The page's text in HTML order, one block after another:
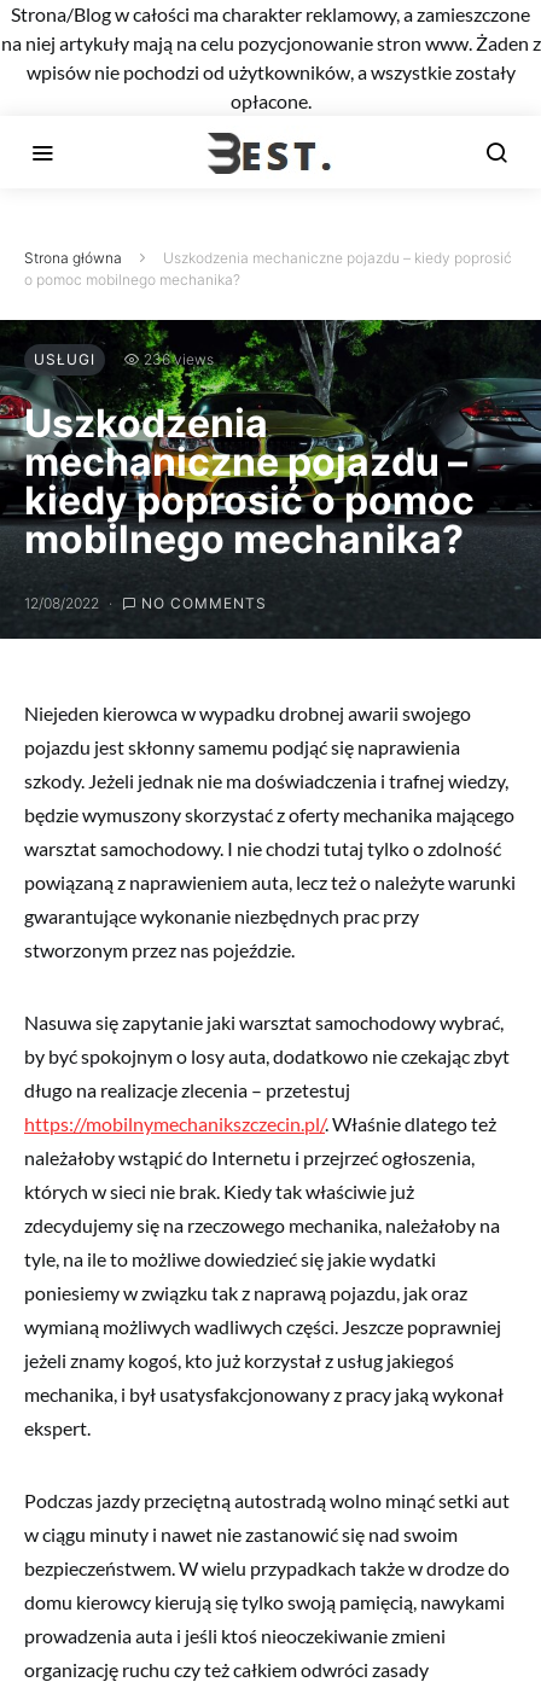
Strona/Blog w całości ma charakter reklamowy, a zamieszczone
na niej artykuły mają na celu pozycjonowanie stron www. Żaden z
wpisów nie pochodzi od użytkowników, a wszystkie zostały
opłacone.
Strona główna
Uszkodzenia mechaniczne pojazdu – kiedy poprosić
o pomoc mobilnego mechanika?
USŁUGI 236 views
Uszkodzenia
mechaniczne pojazdu –
kiedy poprosić o pomoc
mobilnego mechanika?
12/08/2022 NO COMMENTS
Niejeden kierowca w wypadku drobnej awarii swojego
pojazdu jest skłonny samemu podjąć się naprawienia
szkody. Jeżeli jednak nie ma doświadczenia i trafnej wiedzy,
będzie wymuszony skorzystać z oferty mechanika mającego
warsztat samochodowy. I nie chodzi tutaj tylko o zdolność
powiązaną z naprawieniem auta, lecz też o należyte warunki
gwarantujące wykonanie niezbędnych prac przy
stworzonym przez nas pojeździe.
Nasuwa się zapytanie jaki warsztat samochodowy wybrać,
by być spokojnym o losy auta, dodatkowo nie czekając zbyt
długo na realizacje zlecenia – przetestuj
https://mobilnymechanikszczecin.pl/. Właśnie dlatego też
należałoby wstąpić do Internetu i przejrzeć ogłoszenia,
których w sieci nie brak. Kiedy tak właściwie już
zdecydujemy się na rzeczowego mechanika, należałoby na
tyle, na ile to możliwe dowiedzieć się jakie wydatki
poniesiemy w związku tak z naprawą pojazdu, jak oraz
wymianą możliwych wadliwych części. Jeszcze poprawniej
jeżeli znamy kogoś, kto już korzystał z usług jakiegoś
mechanika, i był usatysfakcjonowany z pracy jaką wykonał
ekspert.
Podczas jazdy przeciętną autostradą wolno minąć setki aut
w ciągu minuty i nawet nie zastanowić się nad swoim
bezpieczeństwem. W wielu przypadkach także w drodze do
domu kierowcy kierują się tylko swoją pamięcią, nawykami
prowadzenia auta i jeśli ktoś nieoczekiwanie zmieni
organizację ruchu czy też całkiem odwróci zasady